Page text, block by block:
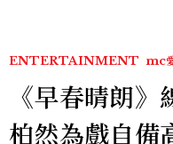
ENTERTAINMENT mc
《早春晴朗
柏然為戲自備